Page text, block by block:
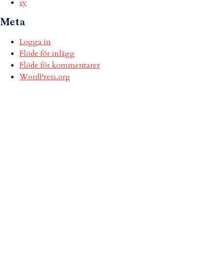
sy
Meta
Logga in
Flöde för inlägg
Flöde för kommentarer
WordPress.org